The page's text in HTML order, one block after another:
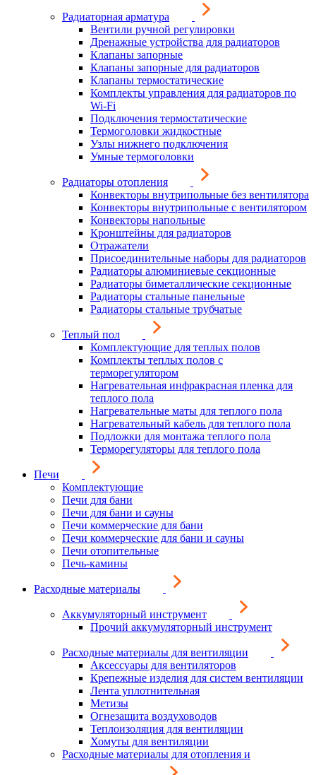
Радиаторная арматура
Вентили ручной регулировки
Дренажные устройства для радиаторов
Клапаны запорные
Клапаны запорные для радиаторов
Клапаны термостатические
Комплекты управления для радиаторов по
Wi-Fi
Подключения термостатические
Термоголовки жидкостные
Узлы нижнего подключения
Умные термоголовки
Радиаторы отопления
Конвекторы внутрипольные без вентилятора
Конвекторы внутрипольные с вентилятором
Конвекторы напольные
Кронштейны для радиаторов
Отражатели
Присоединительные наборы для радиаторов
Радиаторы алюминиевые секционные
Радиаторы биметаллические секционные
Радиаторы стальные панельные
Радиаторы стальные трубчатые
Теплый пол
Комплектующие для теплых полов
Комплекты теплых полов с
терморегулятором
Нагревательная инфракрасная пленка для
теплого пола
Нагревательные маты для теплого пола
Нагревательный кабель для теплого пола
Подложки для монтажа теплого пола
Терморегуляторы для теплого пола
Печи
Комплектующие
Печи для бани
Печи для бани и сауны
Печи коммерческие для бани
Печи коммерческие для бани и сауны
Печи отопительные
Печь-камины
Расходные материалы
Аккумуляторный инструмент
Прочий аккумуляторный инструмент
Расходные материалы для вентиляции
Аксессуары для вентиляторов
Крепежные изделия для систем вентиляции
Лента уплотнительная
Метизы
Огнезащита воздуховодов
Теплоизоляция для вентиляции
Хомуты для вентиляции
Расходные материалы для отопления и